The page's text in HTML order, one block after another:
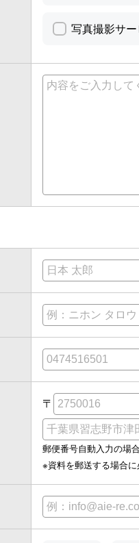
写真撮影サ
〒
郵便番号自動入力の場
※資料を郵送する場合に